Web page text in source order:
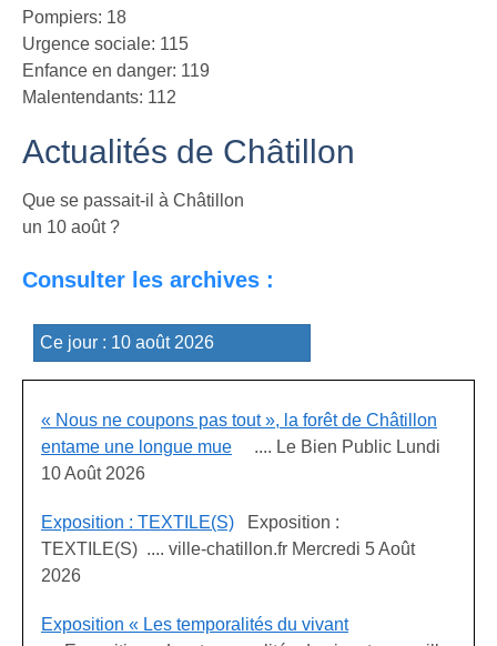
Pompiers: 18
Urgence sociale: 115
Enfance en danger: 119
Malentendants: 112
Actualités de Châtillon
Que se passait-il à Châtillon
un 10 août ?
Consulter les archives :
« Nous ne coupons pas tout », la forêt de Châtillon
entame une longue mue .... Le Bien Public Lundi
10 Août 2026
Exposition : TEXTILE(S) Exposition :
TEXTILE(S) .... ville-chatillon.fr Mercredi 5 Août
2026
Exposition « Les temporalités du vivant